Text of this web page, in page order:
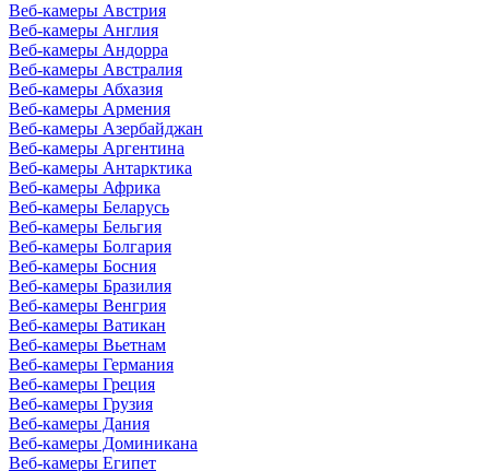
Веб-камеры Австрия
Веб-камеры Англия
Веб-камеры Андорра
Веб-камеры Австралия
Веб-камеры Абхазия
Веб-камеры Армения
Веб-камеры Азербайджан
Веб-камеры Аргентина
Веб-камеры Антарктика
Веб-камеры Африка
Веб-камеры Беларусь
Веб-камеры Бельгия
Веб-камеры Болгария
Веб-камеры Босния
Веб-камеры Бразилия
Веб-камеры Венгрия
Веб-камеры Ватикан
Веб-камеры Вьетнам
Веб-камеры Германия
Веб-камеры Греция
Веб-камеры Грузия
Веб-камеры Дания
Веб-камеры Доминикана
Веб-камеры Египет